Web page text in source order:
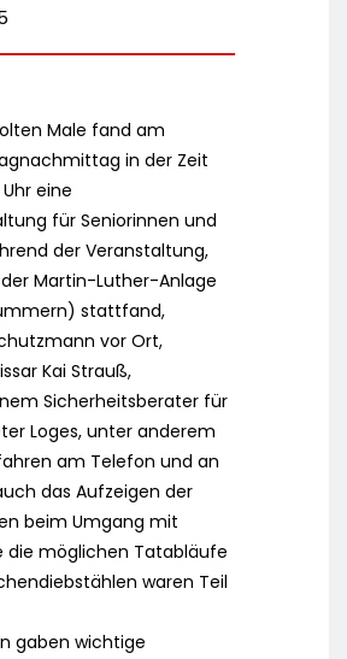
Male fand am
in der Zeit
Uhr eine
für Seniorinnen und
der Veranstaltung,
Martin-Luther-Anlage
stattfand,
vor Ort,
Kai Strauß,
Sicherheitsberater für
Loges, unter anderem
am Telefon und an
das Aufzeigen der
beim Umgang mit
die möglichen Tatabläufe
waren Teil
gaben wichtige